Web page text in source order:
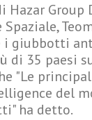
Hazar Group
i giubbotti
di 35 paesi
"Le
del
ha detto.